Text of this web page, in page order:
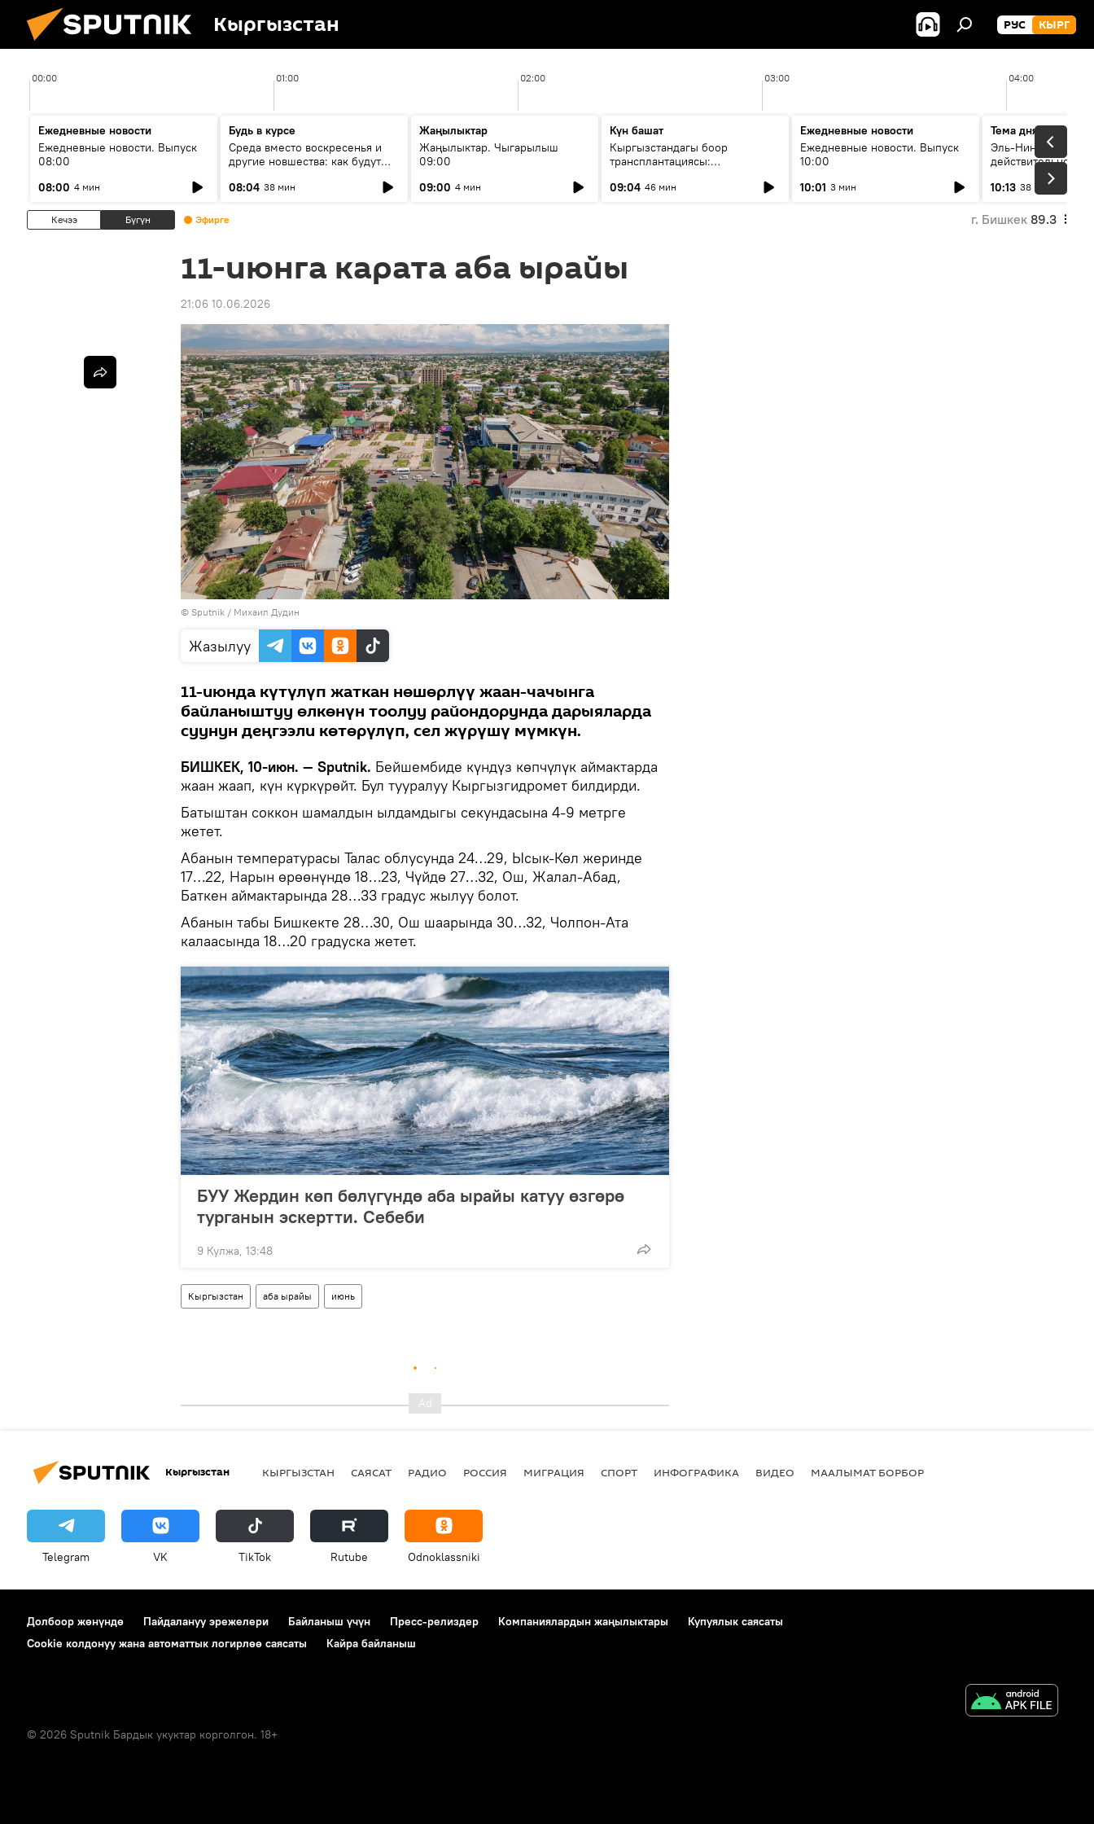
Кыргызстан РУС КЫРГ
00:00 01:00 02:00 03:00 04:00
Ежедневные новости
Ежедневные новости. Выпуск
08:00
08:00 4 мин
Будь в курсе
Среда вместо воскресенья и
другие новшества: как будут
08:04 38 мин
Жаңылыктар
Жаңылыктар. Чыгарылыш
09:00
09:00 4 мин
Күн башат
Кыргызстандагы боор
трансплантациясы:
келечеги
09:04 46 мин
Ежедневные новости
Ежедневные новости. Выпуск
10:00
10:01 3 мин
Тема дня
Эль-Ниньо, жара и
действительно
погоду в
10:13 38 мин
Кечээ Бүгүн Эфирге г. Бишкек 89.3
11-июнга карата аба ырайы
21:06 10.06.2026
© Sputnik / Михаил Дудин
Жазылуу
11-июнда күтүлүп жаткан нөшөрлүү жаан-чачынга
байланыштуу өлкөнүн тоолуу райондорунда дарыяларда
суунун деңгээли көтөрүлүп, сел жүрүшү мүмкүн.
БИШКЕК, 10-июн. — Sputnik. Бейшембиде күндүз көпчүлүк аймактарда
жаан жаап, күн күркүрөйт. Бул тууралуу Кыргызгидромет билдирди.
Батыштан соккон шамалдын ылдамдыгы секундасына 4-9 метрге
жетет.
Абанын температурасы Талас облусунда 24…29, Ысык-Көл жеринде
17…22, Нарын өрөөнүндө 18…23, Чүйдө 27…32, Ош, Жалал-Абад,
Баткен аймактарында 28…33 градус жылуу болот.
Абанын табы Бишкекте 28…30, Ош шаарында 30…32, Чолпон-Ата
калаасында 18…20 градуска жетет.
БУУ Жердин көп бөлүгүндө аба ырайы катуу өзгөрө
турганын эскертти. Себеби
9 Кулжа, 13:48
Кыргызстан аба ырайы июнь
Кыргызстан КЫРГЫЗСТАН САЯСАТ РАДИО РОССИЯ МИГРАЦИЯ СПОРТ ИНФОГРАФИКА ВИДЕО МААЛЫМАТ БОРБОР
Telegram VK ТikТоk Rutube Odnoklassniki
Долбоор жөнүндө Пайдалануу эрежелери Байланыш үчүн Пресс-релиздер Компаниялардын жаңылыктары
Купуялык саясаты
Cookie колдонуу жана автоматтык логирлөө саясаты
Кайра байланыш
© 2026 Sputnik Бардык укуктар корголгон. 18+